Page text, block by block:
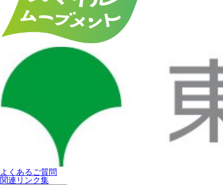
よくあるご質問
関連リンク集